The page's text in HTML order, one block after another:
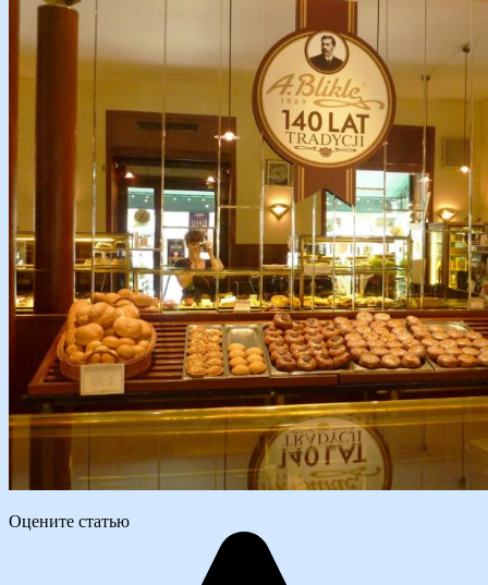
Оцените статью